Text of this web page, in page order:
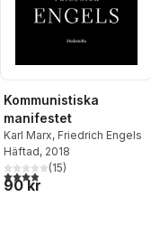
Kommunistiska
manifestet
Karl Marx, Friedrich Engels
Häftad, 2018
3,9utav 5 stjärnor. Totalt
(15)
90 kr